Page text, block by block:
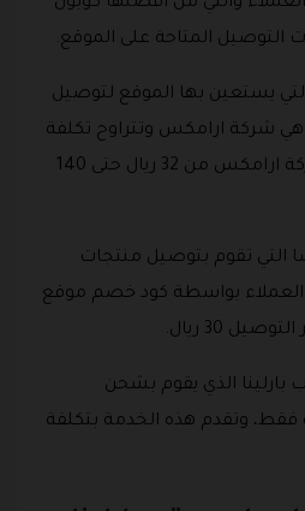
التوصيل المتاحة على الموقع.
يستعين بها الموقع لتوصيل
هي شركة ارامكس وتتراوح تكلفة
التوصيل والشحن مع شركة ارامكس من 32 ريال حتى 140
التي تقوم بتوصيل منتجات
العملاء بواسطة كود خصم موقع
30 ريال.
بارلينا الذي يقوم بشحن
فقط، وتقدم هذه الخدمة بتكلفة